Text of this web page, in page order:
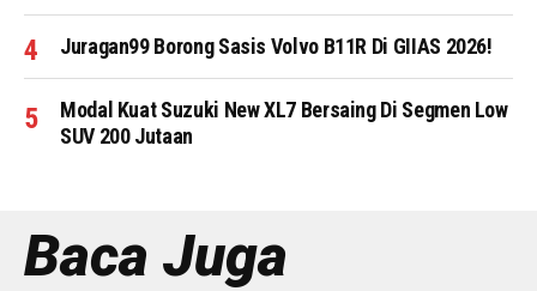
Juragan99 Borong Sasis Volvo B11R Di GIIAS 2026!
Modal Kuat Suzuki New XL7 Bersaing Di Segmen Low
SUV 200 Jutaan
Baca Juga